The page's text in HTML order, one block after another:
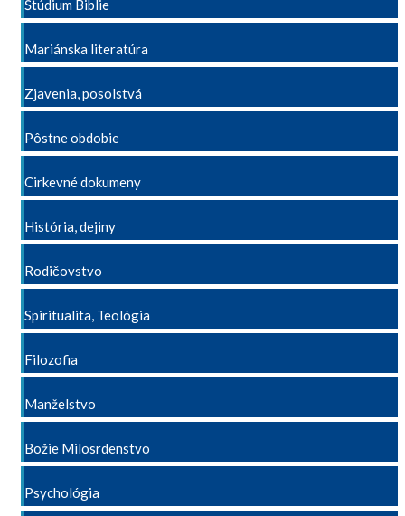
Štúdium Biblie
Mariánska literatúra
Zjavenia, posolstvá
Pôstne obdobie
Cirkevné dokumeny
História, dejiny
Rodičovstvo
Spiritualita, Teológia
Filozofia
Manželstvo
Božie Milosrdenstvo
Psychológia